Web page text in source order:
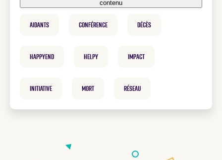
contenu
Aidants Conférence décès
HappyEnd helpy Impact
Initiative mort Réseau